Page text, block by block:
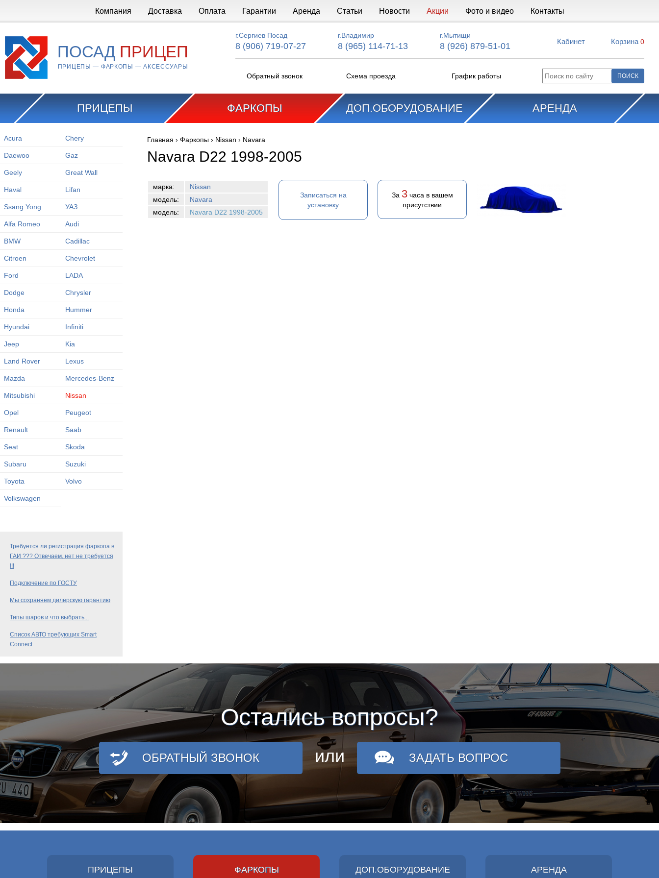
Компания Доставка Оплата Гарантии Аренда Статьи Новости Акции Фото и видео Контакты
ПОСАД ПРИЦЕП
ПРИЦЕПЫ — ФАРКОПЫ — АКСЕССУАРЫ
г.Сергиев Посад
8 (906) 719-07-27
г.Владимир
8 (965) 114-71-13
г.Мытищи
8 (926) 879-51-01 Кабинет Корзина 0
Обратный звонок Схема проезда График работы
ПРИЦЕПЫ ФАРКОПЫ ДОП.ОБОРУДОВАНИЕ АРЕНДА
Acura Chery
Daewoo Gaz
Geely Great Wall
Haval Lifan
Ssang Yong УАЗ
Alfa Romeo Audi
BMW Cadillac
Citroen Chevrolet
Ford LADA
Dodge Chrysler
Honda Hummer
Hyundai Infiniti
Jeep Kia
Land Rover Lexus
Mazda Mercedes-Benz
Mitsubishi Nissan
Opel Peugeot
Renault Saab
Seat Skoda
Subaru Suzuki
Toyota Volvo
Volkswagen
Требуется ли регистрация фаркопа в
ГАИ ??? Отвечаем, нет не требуется
!!!
Подключение по ГОСТУ
Мы сохраняем дилерскую гарантию
Типы шаров и что выбрать...
Список АВТО требующих Smart
Connect
Вы здесь
Главная › Фаркопы › Nissan › Navara
Navara D22 1998-2005
марка:
Nissan
модель:
Navara
модель:
Navara D22 1998-2005
Записаться на
установку
За 3часа в вашем
присутствии
Остались вопросы?
ОБРАТНЫЙ ЗВОНОК или ЗАДАТЬ ВОПРОС
ПРИЦЕПЫ ФАРКОПЫ ДОП.ОБОРУДОВАНИЕ АРЕНДА